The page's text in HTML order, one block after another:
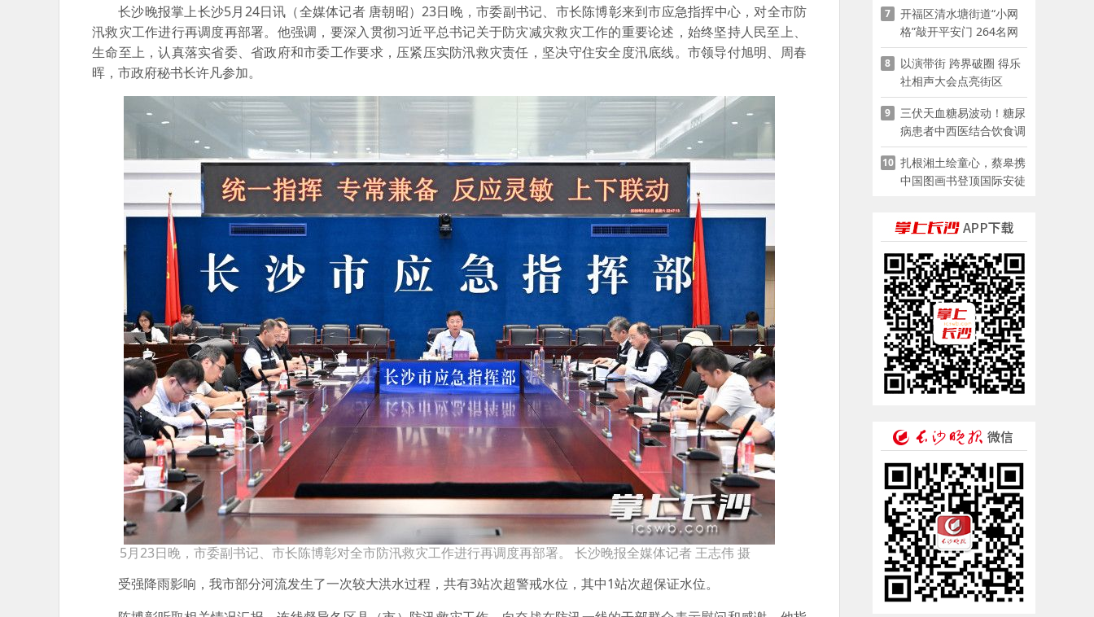
长沙晚报掌上长沙5月24日讯（全媒体记者 唐朝昭）23日晚，市委副书记、市长陈博彰来到市应急指挥中心，对全市防
汛救灾工作进行再调度再部署。他强调，要深入贯彻习近平总书记关于防灾减灾救灾工作的重要论述，始终坚持人民至上、
生命至上，认真落实省委、省政府和市委工作要求，压紧压实防汛救灾责任，坚决守住安全度汛底线。市领导付旭明、周春
晖，市政府秘书长许凡参加。
5月23日晚，市委副书记、市长陈博彰对全市防汛救灾工作进行再调度再部署。 长沙晚报全媒体记者 王志伟 摄
受强降雨影响，我市部分河流发生了一次较大洪水过程，共有3站次超警戒水位，其中1站次超保证水位。
7
开福区清水塘街道“小网
格”敲开平安门 264名网
格员扫楼“错峰问安”
8
以演带街 跨界破圈 得乐
社相声大会点亮街区
9
三伏天血糖易波动！糖尿
病患者中西医结合饮食调
养指南
10 扎根湘土绘童心，蔡皋携
中国图画书登顶国际安徒